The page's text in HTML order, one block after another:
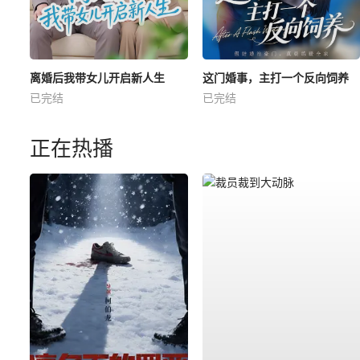
离婚后我带女儿开启新人生
已完结
这门婚事，主打一个反向饲养
已完结
正在热播